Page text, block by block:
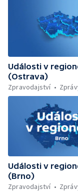
Události v
(Ostrava)
Zpravodajství
Události v
(Brno)
Zpravodajství